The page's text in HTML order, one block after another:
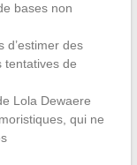
bases non
d’estimer des
tentatives de
Lola Dewaere
qui ne